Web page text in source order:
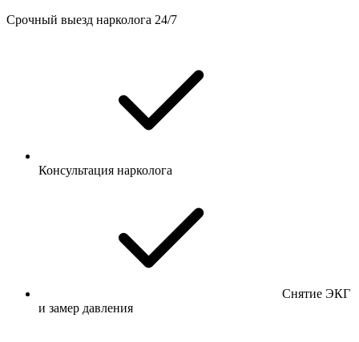
Срочный выезд нарколога 24/7
Консультация нарколога
Снятие ЭКГ
и замер давления